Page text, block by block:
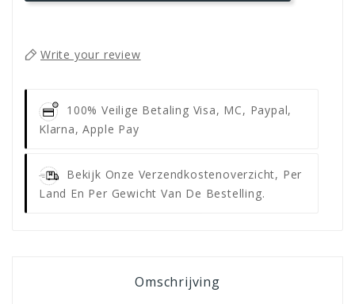
Write your review
100% Veilige Betaling Visa, MC, Paypal,
Klarna, Apple Pay
Bekijk Onze Verzendkostenoverzicht, Per
Land En Per Gewicht Van De Bestelling.
Omschrijving